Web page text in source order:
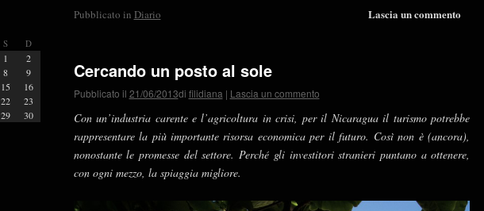
Lascia un commento
Pubblicato in Diario
Cercando un posto al sole
Pubblicato il 21/06/2013di filidiana | Lascia un commento
Con un’industria carente e l’agricoltura in crisi, per il Nicaragua il turismo potrebbe
rappresentare la più importante risorsa economica per il futuro. Così non è (ancora),
nonostante le promesse del settore. Perché gli investitori stranieri puntano a ottenere,
con ogni mezzo, la spiaggia migliore.
S D
1
2
8
9
15
16
22
23
29
30